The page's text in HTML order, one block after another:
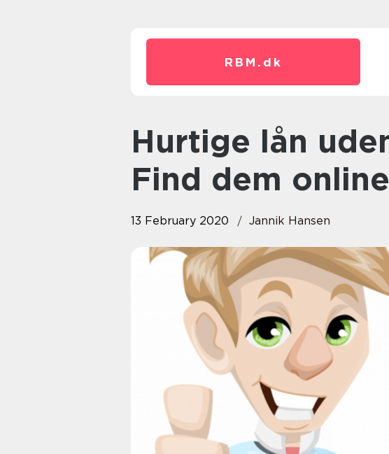
RBM. dk
Hurtige lån uden sikkerhed?
Find dem online
13 February 2020 Jannik Hansen